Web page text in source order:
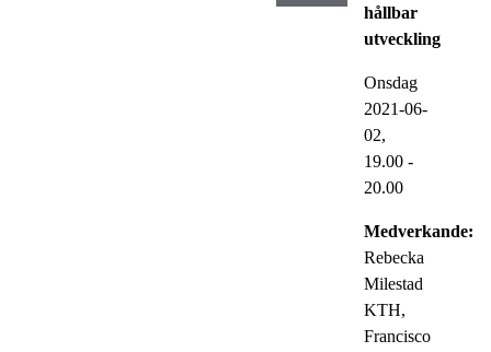
hållbar
utveckling
Onsdag
2021-06-
02,
19.00 -
20.00
Medverkande:
Rebecka
Milestad
KTH,
Francisco